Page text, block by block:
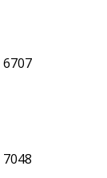
6707
7048